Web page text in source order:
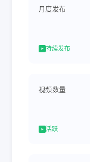
月度发布
持续发布
视频数量
活跃